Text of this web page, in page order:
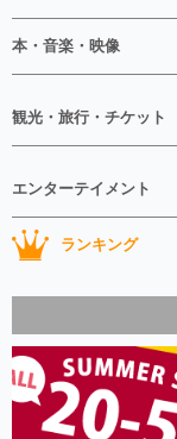
本・音楽・映像
観光・旅行・チケット
エンターテイメント
ランキング